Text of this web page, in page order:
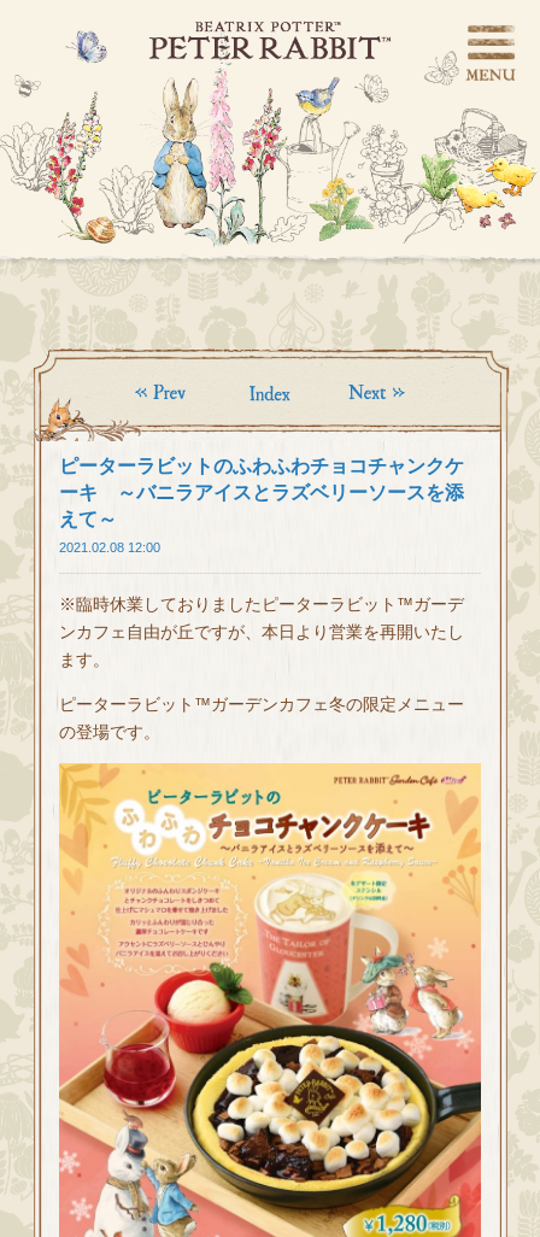
ピーターラビットのふわふわチョコチャンクケ
ーキ ～バニラアイスとラズベリーソースを添
えて～
2021.02.08 12:00
※臨時休業しておりましたピーターラビット™ガーデ
ンカフェ自由が丘ですが、本日より営業を再開いたし
ます。
ピーターラビット™ガーデンカフェ冬の限定メニュー
の登場です。